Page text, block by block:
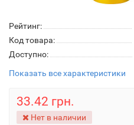
Рейтинг:
Код товара:
Доступно:
Показать все характеристики
33.42 грн.
Нет в наличии